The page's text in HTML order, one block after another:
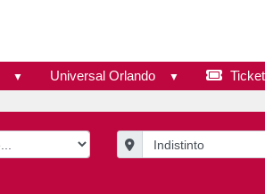
Universal Orlando